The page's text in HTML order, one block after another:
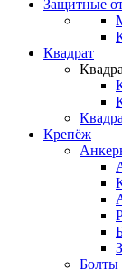
Защитные
Квадрат
Крепёж
Болты